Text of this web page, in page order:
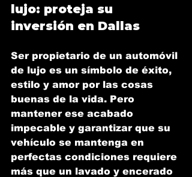
lujo: proteja su
inversión en Dallas
Ser propietario de un automóvil
de lujo es un símbolo de éxito,
estilo y amor por las cosas
buenas de la vida. Pero
mantener ese acabado
impecable y garantizar que su
vehículo se mantenga en
perfectas condiciones requiere
más que un lavado y encerado